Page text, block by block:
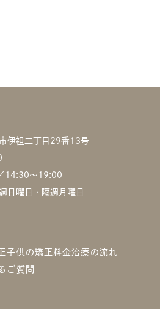
伊祖二丁目29番13号
14:30〜19:00
日曜日・隔週月曜日
子供の矯正料金治療の流れ
ご質問